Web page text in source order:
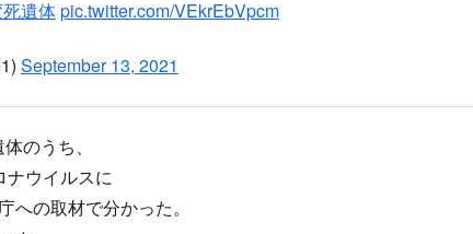
遺体pic.twitter.com/VEkrEbVpcm
September 13, 2021
のうち、
ナウイルスに
の取材で分かった。